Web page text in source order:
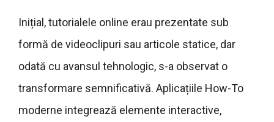
Inițial, tutorialele online erau prezentate sub
formă de videoclipuri sau articole statice, dar
odată cu avansul tehnologic, s-a observat o
transformare semnificativă. Aplicațiile How-To
moderne integrează elemente interactive,